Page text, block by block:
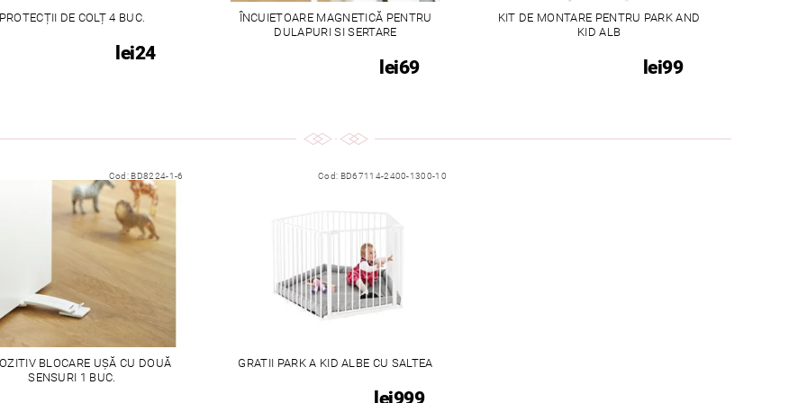
DE COLȚ 4 BUC.
lei24
ÎNCUIETOARE MAGNETICĂ PENTRU
DULAPURI SI SERTARE
lei69
KIT DE MONTARE PENTRU PARK AND
KID ALB
lei99
Cod: BD8224-1-6
BLOCARE UŞĂ CU DOUĂ
SENSURI 1 BUC.
Cod: BD67114-2400-1300-10
GRATII PARK A KID ALBE CU SALTEA
lei999